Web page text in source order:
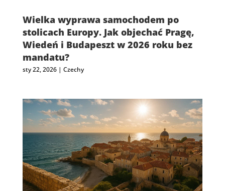
Wielka wyprawa samochodem po
stolicach Europy. Jak objechać Pragę,
Wiedeń i Budapeszt w 2026 roku bez
mandatu?
sty 22, 2026| Czechy